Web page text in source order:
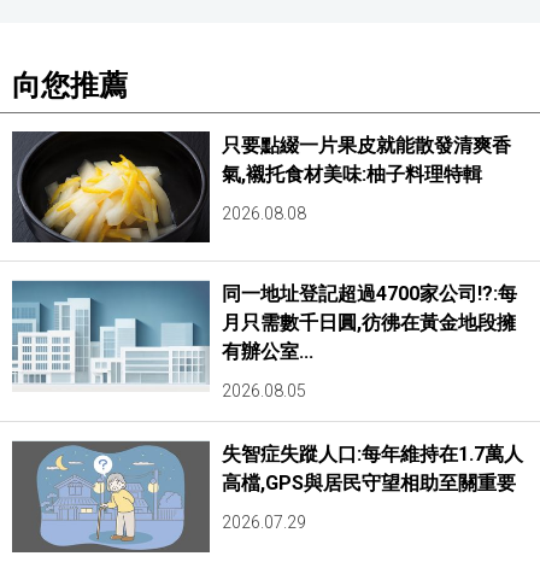
向您推薦
只要點綴一片果皮就能散發清爽香
氣,襯托食材美味:柚子料理特輯
2026.08.08
同一地址登記超過4700家公司!?:每
月只需數千日圓,彷彿在黃金地段擁
有辦公室...
2026.08.05
失智症失蹤人口:每年維持在1.7萬人
高檔,GPS與居民守望相助至關重要
2026.07.29